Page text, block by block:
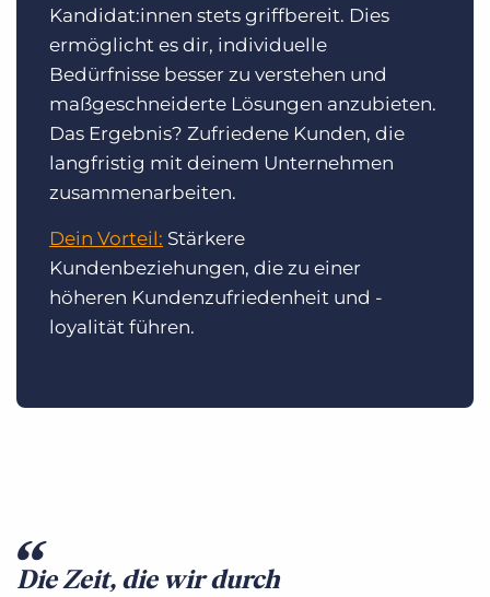
Kandidat:innen stets griffbereit. Dies
ermöglicht es dir, individuelle
Bedürfnisse besser zu verstehen und
maßgeschneiderte Lösungen anzubieten.
Das Ergebnis? Zufriedene Kunden, die
langfristig mit deinem Unternehmen
zusammenarbeiten.
Dein Vorteil: Stärkere
Kundenbeziehungen, die zu einer
höheren Kundenzufriedenheit und -
loyalität führen.
Die Zeit, die wir durch